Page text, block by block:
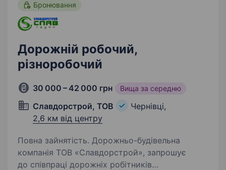
Бронювання
Дорожній робочий,
різноробочий
30 000 – 42 000 грн Вища за середню
Славдорстрой, ТОВ
Чернівці,
2,6 км від центру
Повна зайнятість. Дорожньо-будівельна
компанія ТОВ «Славдорстрой», запрошує
до співпраці дорожніх робітників